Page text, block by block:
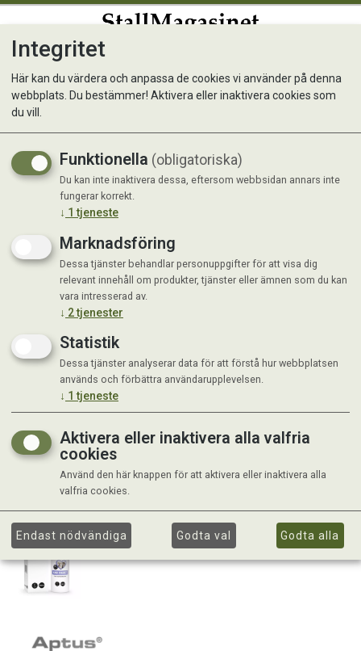
Aptus Ear Care 100ml
Integritet
Här kan du värdera och anpassa de cookies vi använder på denna
webbplats. Du bestämmer! Aktivera eller inaktivera cookies som
du vill.
Funktionella (obligatoriska)
Du kan inte inaktivera dessa, eftersom webbsidan annars inte
fungerar korrekt.
↓ 1 tjeneste
Marknadsföring
Dessa tjänster behandlar personuppgifter för att visa dig
relevant innehåll om produkter, tjänster eller ämnen som du kan
vara intresserad av.
↓ 2tjenester
Statistik
Dessa tjänster analyserar data för att förstå hur webbplatsen
används och förbättra användarupplevelsen.
↓ 1 tjeneste
Aktivera eller inaktivera alla valfria
cookies
Använd den här knappen för att aktivera eller inaktivera alla
valfria cookies.
Endast nödvändiga Godta val Godta alla